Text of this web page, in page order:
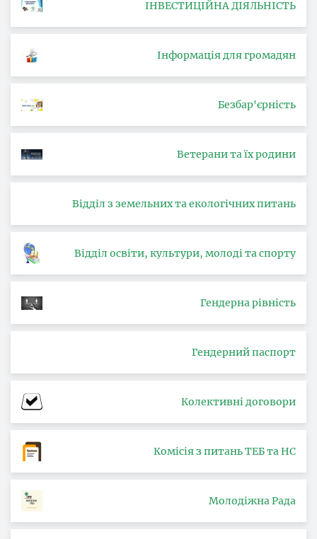
ІНВЕСТИЦІЙНА ДІЯЛЬНІСТЬ
Інформація для громадян
Безбар'єрність
Ветерани та їх родини
Відділ з земельних та екологічних питань
Відділ освіти, культури, молоді та спорту
Гендерна рівність
Гендерний паспорт
Колективні договори
Комісія з питань ТЕБ та НС
Молодіжна Рада